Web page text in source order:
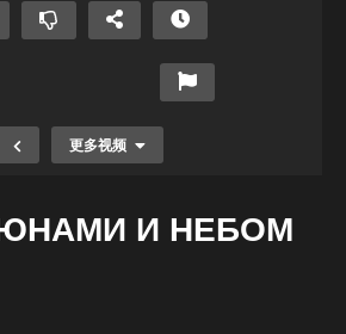
更多视频
И НЕБОМ